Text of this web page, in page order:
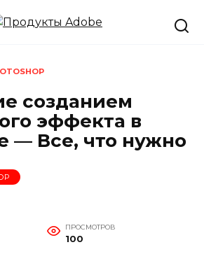
созданием
эффекта в
— Все, что нужно
ПРОСМОТРОВ
100